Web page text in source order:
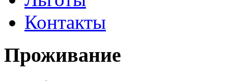
Контакты
Проживание